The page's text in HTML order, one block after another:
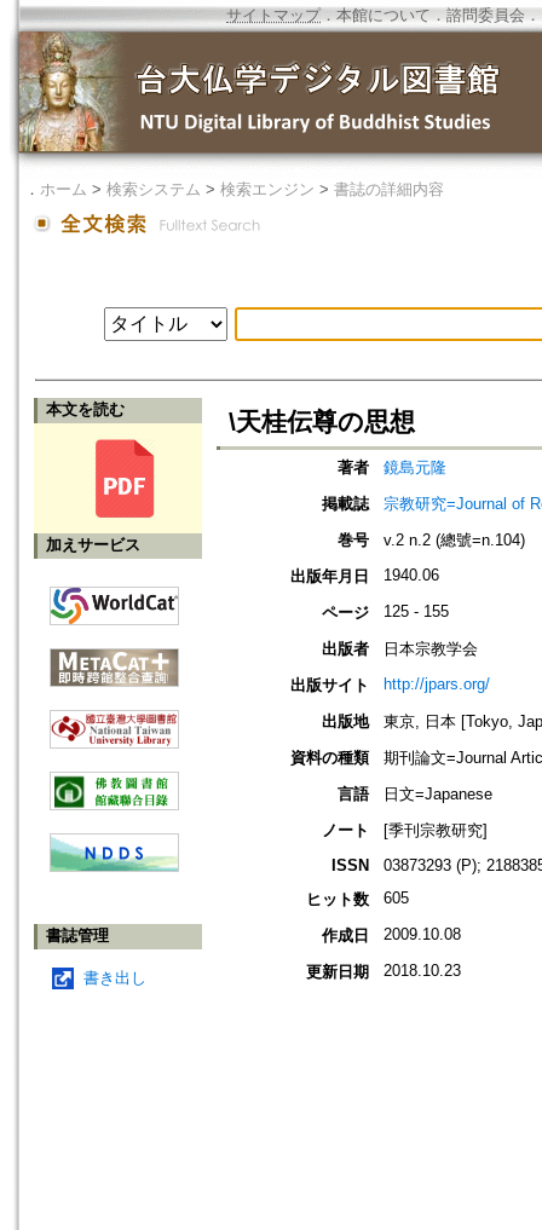
サイトマップ．本館について ． 諮問委員会 ．
． ホーム > 検索システム > 検索エンジン > 書誌の詳細内容
本文を読む
加えサービス
書誌管理
書き出し
\天桂伝尊の思想
著者
鏡島元隆
掲載誌
宗教研究=Journal of
巻号
v.2 n.2 (總號=n.104)
出版年月日
1940.06
ページ 125 - 155
出版者
日本宗教学会
出版サイト
http://jpars.org/
出版地
東京, 日本 [Tokyo,
資料の種類
期刊論文=Journal
言語
日文=Japanese
ノート
[季刊宗教研究]
ISSN
03873293 (P);
ヒット数
605
作成日 2009.10.08
更新日期 2018.10.23